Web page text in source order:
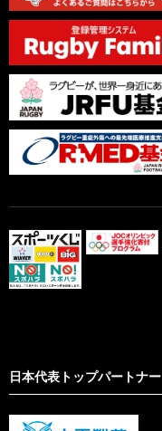
日本代表トップパートナー